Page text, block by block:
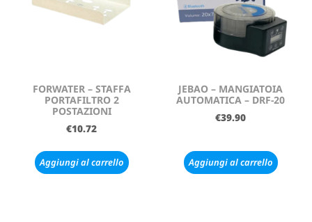
FORWATER – STAFFA
PORTAFILTRO 2
POSTAZIONI
€10.72
Aggiungi al carrello
JEBAO – MANGIATOIA
AUTOMATICA – DRF-20
€39.90
Aggiungi al carrello